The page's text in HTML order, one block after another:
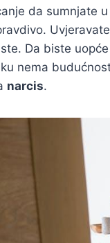
da sumnjate
Da biste
nema
narcis.